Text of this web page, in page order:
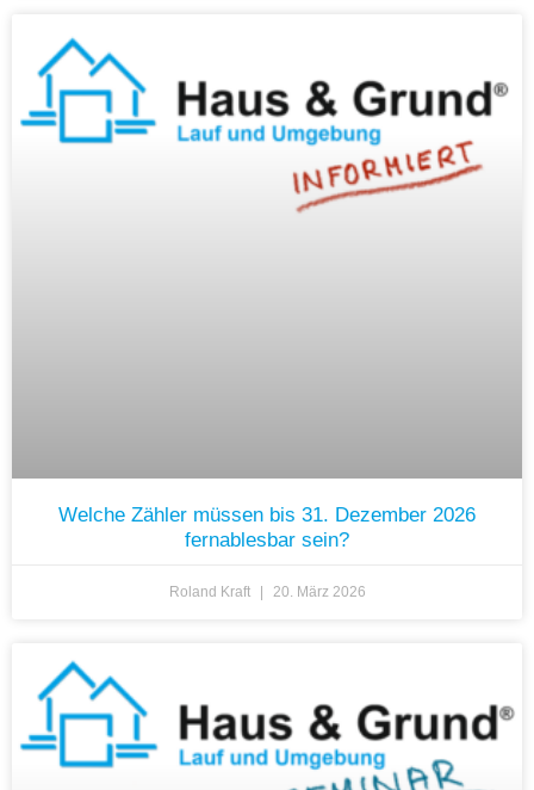
Welche Zähler müssen bis 31. Dezember 2026
fernablesbar sein?
Roland Kraft 20. März 2026